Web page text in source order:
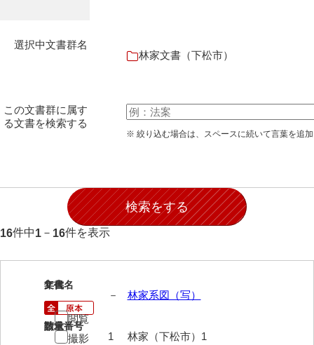
石田家文書（徳山市）
和泉家文書
市原家文書
厳島神社祭礼堅田中組水上会講文書
一宝家文書
伊藤家文書（須佐町）
選択中文書群名
林家文書（下松市）
この文書群に属す
る文書を検索する
※ 絞り込む場合は、スペースに続いて言葉を追
16件中1 － 16件を表示
1
文書名
林家系図（写）
請求番号
林家（下松市）1
年代
－
数量
1
閲覧
撮影